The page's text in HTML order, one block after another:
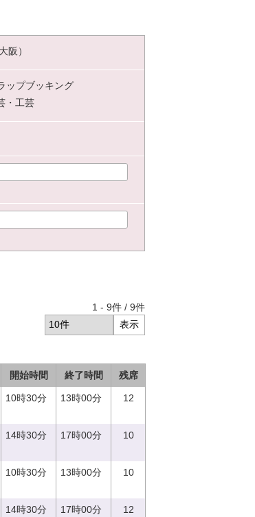
阪）
ップブッキング
・工芸
1 - 9件 / 9件
開始時間 終了時間 残席
10時30分 13時00分 12
14時30分 17時00分 10
10時30分 13時00分 10
14時30分 17時00分 12